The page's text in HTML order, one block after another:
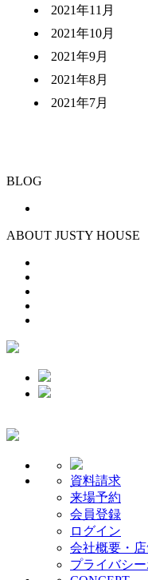
2021年11月
2021年10月
2021年9月
2021年8月
2021年7月
BLOG
ABOUT JUSTY HOUSE
資料請求
来場予約
会員登録
ログイン
会社概要・
プライバシ